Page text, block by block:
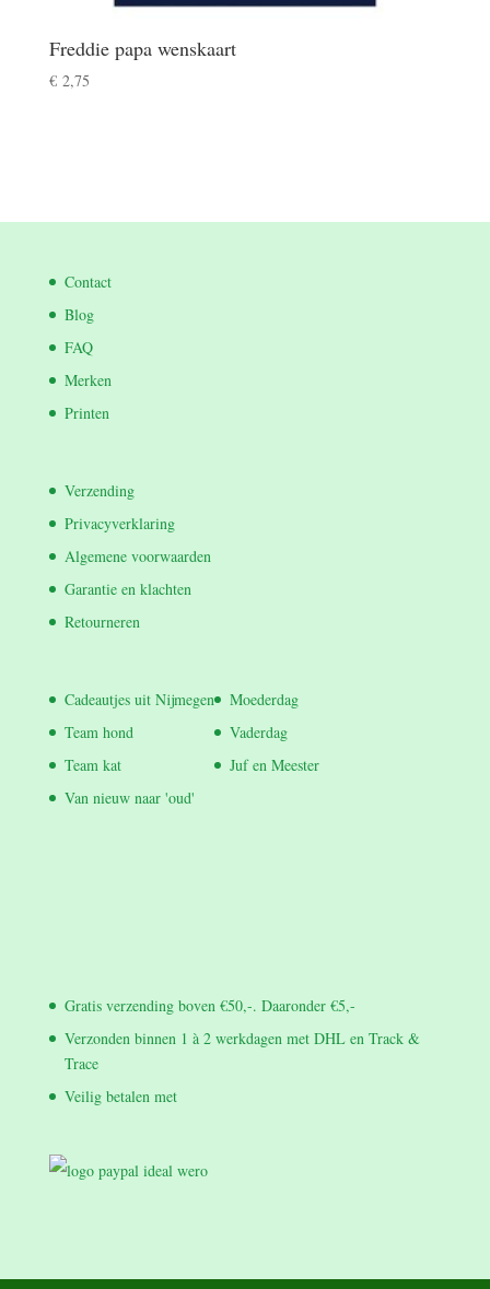
Freddie papa wenskaart
€2,75
Contact
Blog
FAQ
Merken
Printen
Verzending
Privacyverklaring
Algemene voorwaarden
Garantie en klachten
Retourneren
Cadeautjes uit Nijmegen
Team hond
Team kat
Van nieuw naar 'oud'
Moederdag
Vaderdag
Juf en Meester
Gratis verzending boven €50,-. Daaronder €5,-
Verzonden binnen 1 à 2 werkdagen met DHL en Track &
Trace
Veilig betalen met